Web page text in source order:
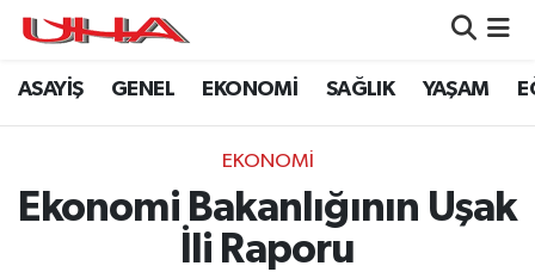
ASAYİŞ GENEL EKONOMİ SAĞLIK YAŞAM
EKONOMİ
Ekonomi Bakanlığının Uşak
İli Raporu
ASAYİŞ
GENEL
Nöbetçi Eczaneler
Namaz Vakitleri